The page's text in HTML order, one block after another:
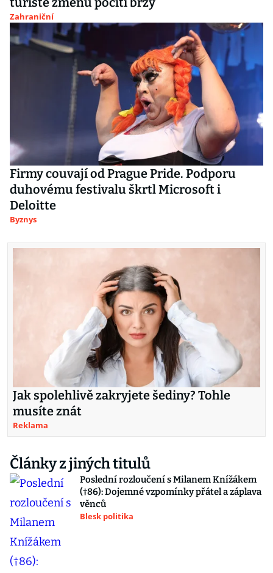
Zahraniční
Firmy couvají od Prague Pride. Podporu
duhovému festivalu škrtl Microsoft i
Deloitte
Byznys
Jak spolehlivě zakryjete šediny? Tohle
musíte znát
Reklama
Články z jiných titulů
Poslední rozloučení s Milanem Knížákem
(†86): Dojemné vzpomínky přátel a záplava
věnců
Blesk politika